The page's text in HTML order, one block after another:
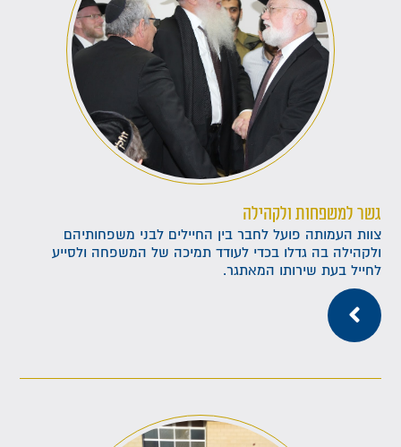
גשר למשפחות ולקהילה
צוות העמותה פועל לחבר בין החיילים לבני משפחותיהם
ולקהילה בה גדלו בכדי לעודד תמיכה של המשפחה ולסייע
לחייל בעת שירותו המאתגר.